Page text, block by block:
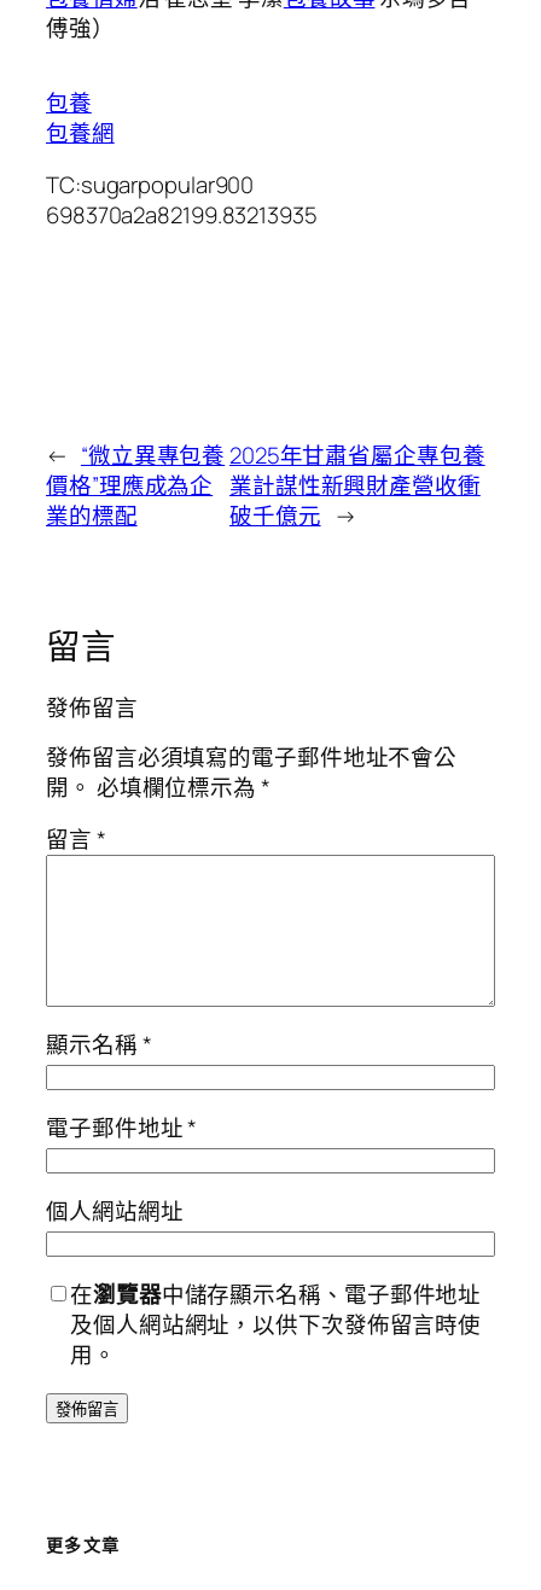
傅強）
包養
包養網
TC:sugarpopular900
698370a2a82199.83213935
← “微立異專包養
價格”理應成為企
業的標配
2025年甘肅省屬企專包養
業計謀性新興財產營收衝
破千億元 →
留言
發佈留言
發佈留言必須填寫的電子郵件地址不會公
開。 必填欄位標示為*
留言*
顯示名稱*
電子郵件地址*
個人網站網址
在瀏覽器中儲存顯示名稱、電子郵件地址
及個人網站網址，以供下次發佈留言時使
用。
更多文章